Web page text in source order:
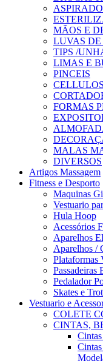
MÃOS E
LUVAS
TIPS /
LIMAS E
PINCEIS
FORMAS
MALAS
DIVERSOS
Artigos Massagem
Fitness e Desporto
Maquinas
Vestuario
Hula Hoop
Acessórios
Aparelhos
Aparelhos /
Plataformas
Passadeiras
Pedalador
Skates e
Vestuario e
COLETE
CINTAS,